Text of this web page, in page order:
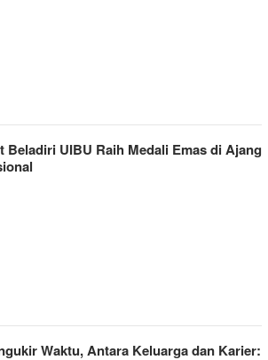
Beladiri UIBU Raih Medali Emas di Ajang
Waktu, Antara Keluarga dan Karier: